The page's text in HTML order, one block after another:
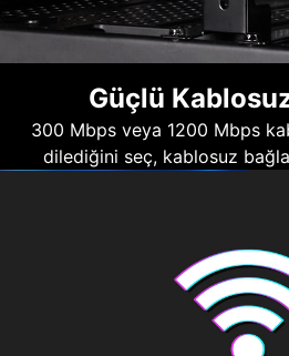
Güçlü
300 Mbps veya 1200 Mbps
dilediğini seç, kablosuz